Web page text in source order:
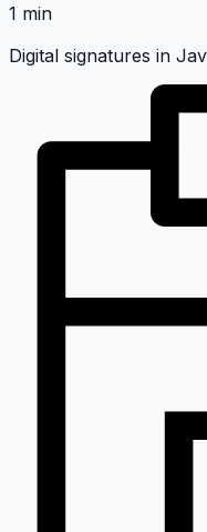
1 min
Digital signatures in